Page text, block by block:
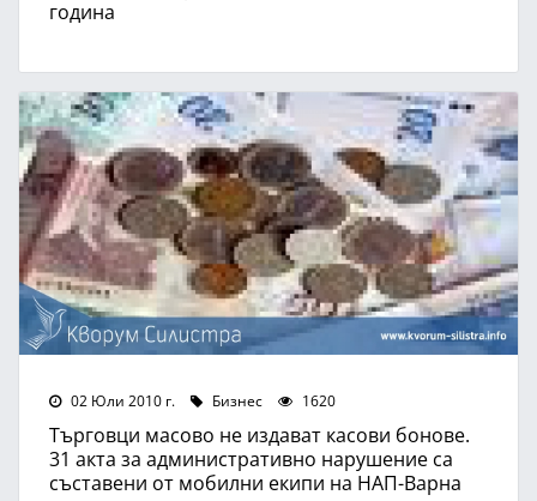
година
02 Юли 2010 г. Бизнес 1620
Търговци масово не издават касови бонове.
31 акта за административно нарушение са
съставени от мобилни екипи на НАП-Варна